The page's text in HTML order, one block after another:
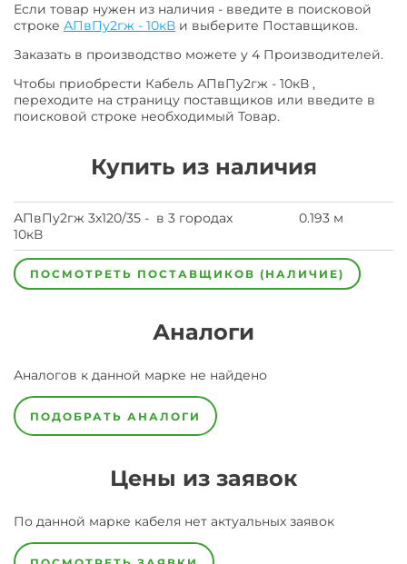
Если товар нужен из наличия - введите в поисковой
строке АПвПу2гж - 10кВ и выберите Поставщиков.
Заказать в производство можете у 4 Производителей.
Чтобы приобрести Кабель АПвПу2гж - 10кВ ,
переходите на страницу поставщиков или введите в
поисковой строке необходимый Товар.
Купить из наличия
АПвПу2гж 3х120/35 -
10кВ
в 3 городах 0.193 м
ПОСМОТРЕТЬ ПОСТАВЩИКОВ (НАЛИЧИЕ)
Аналоги
Аналогов к данной марке не найдено
ПОДОБРАТЬ АНАЛОГИ
Цены из заявок
По данной марке кабеля нет актуальных заявок